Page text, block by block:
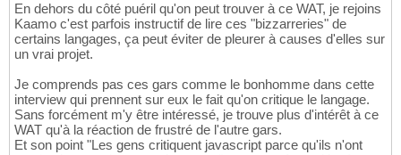
En dehors du côté puéril qu'on peut trouver à ce WAT, je rejoins
Kaamo c'est parfois instructif de lire ces "bizzarreries" de
certains langages, ça peut éviter de pleurer à causes d'elles sur
un vrai projet.
Je comprends pas ces gars comme le bonhomme dans cette
interview qui prennent sur eux le fait qu'on critique le langage.
Sans forcément m'y être intéressé, je trouve plus d'intérêt à ce
WAT qu'à la réaction de frustré de l'autre gars.
Et son point "Les gens critiquent javascript parce qu'ils n'ont